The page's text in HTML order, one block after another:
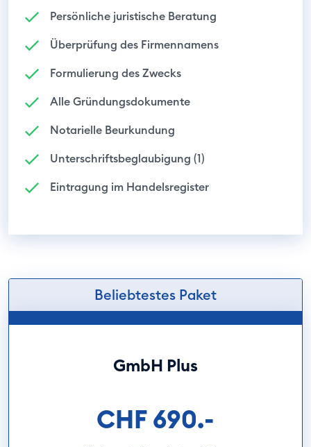
Persönliche juristische Beratung
Überprüfung des Firmennamens
Formulierung des Zwecks
Alle Gründungsdokumente
Notarielle Beurkundung
Unterschriftsbeglaubigung (1)
Eintragung im Handelsregister
Beliebtestes Paket
GmbH Plus
CHF 690.-